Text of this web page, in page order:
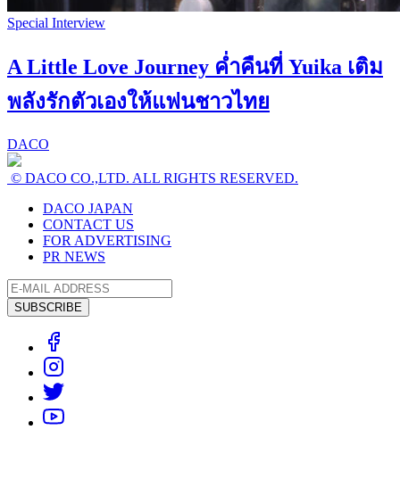
Special Interview
A Little Love Journey ค่ำคืนที่ Yuika เติม
พลังรักตัวเองให้แฟนชาวไทย
DACO
© DACO CO.,LTD. ALL RIGHTS RESERVED.
DACO JAPAN
CONTACT US
FOR ADVERTISING
PR NEWS